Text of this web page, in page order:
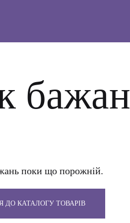
поки що порожній.
ДО КАТАЛОГУ ТОВАРІВ